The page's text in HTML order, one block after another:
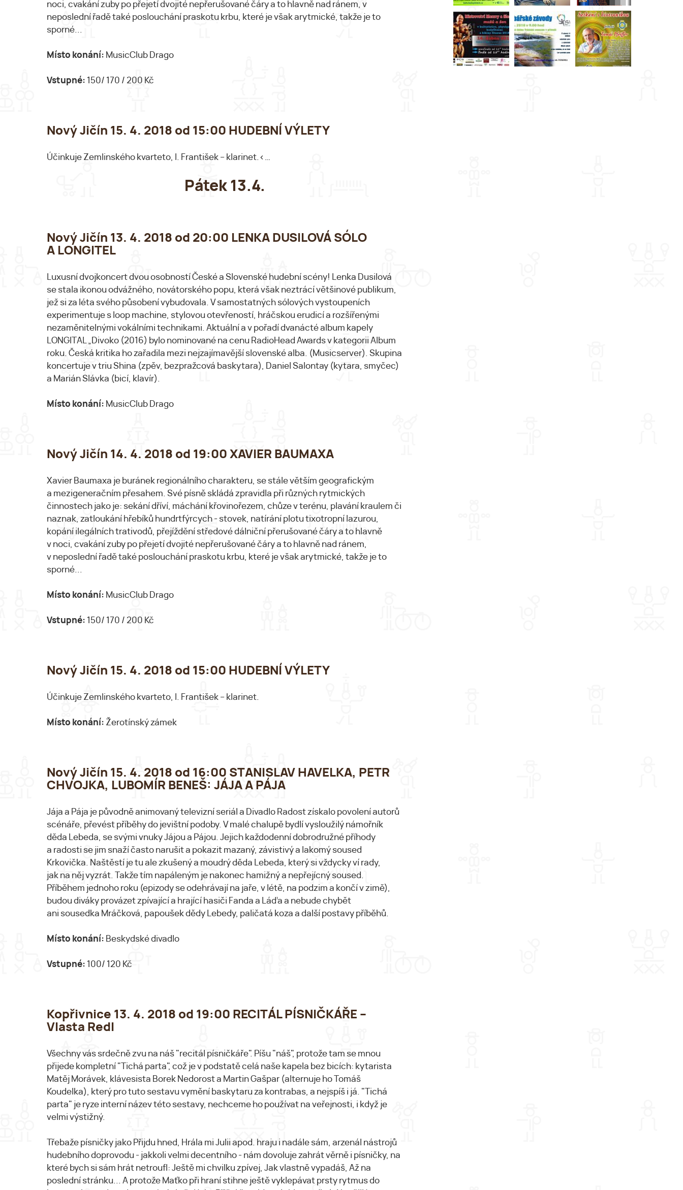
noci, cvakání zuby po přejetí dvojité nepřerušované čáry a to hlavně nad ránem, v
neposlední řadě také poslouchání praskotu krbu, které je však arytmické, takže je to
sporné...
Místo konání: MusicClub Drago
Vstupné: 150/ 170 / 200 Kč
Nový Jičín 15. 4. 2018 od 15:00 HUDEBNÍ VÝLETY
Účinkuje Zemlinského kvarteto, I. František – klarinet.<…
Pátek 13.4.
Nový Jičín 13. 4. 2018 od 20:00 LENKA DUSILOVÁ SÓLO
A LONGITEL
Luxusní dvojkoncert dvou osobností České a Slovenské hudební scény! Lenka Dusilová
se stala ikonou odvážného, novátorského popu, která však neztrácí většinové publikum,
jež si za léta svého působení vybudovala. V samostatných sólových vystoupeních
experimentuje s loop machine, stylovou otevřeností, hráčskou erudicí a rozšířenými
nezaměnitelnými vokálními technikami. Aktuální a v pořadí dvanácté album kapely
LONGITAL „Divoko (2016) bylo nominované na cenu RadioHead Awards v kategorii Album
roku. Česká kritika ho zařadila mezi nejzajímavější slovenské alba. (Musicserver). Skupina
koncertuje v triu Shina (zpěv, bezpražcová baskytara), Daniel Salontay (kytara, smyčec)
a Marián Slávka (bicí, klavír).
Místo konání: MusicClub Drago
Nový Jičín 14. 4. 2018 od 19:00 XAVIER BAUMAXA
Xavier Baumaxa je buránek regionálního charakteru, se stále větším geografickým
a mezigeneračním přesahem. Své písně skládá zpravidla při různých rytmických
činnostech jako je: sekání dříví, máchání křovinořezem, chůze v terénu, plavání kraulem či
naznak, zatloukání hřebíků hundrtfýrcych - stovek, natírání plotu tixotropní lazurou,
kopání ilegálních trativodů, přejíždění středové dálniční přerušované čáry a to hlavně
v noci, cvakání zuby po přejetí dvojité nepřerušované čáry a to hlavně nad ránem,
v neposlední řadě také poslouchání praskotu krbu, které je však arytmické, takže je to
sporné...
Místo konání: MusicClub Drago
Vstupné: 150/ 170 / 200 Kč
Nový Jičín 15. 4. 2018 od 15:00 HUDEBNÍ VÝLETY
Účinkuje Zemlinského kvarteto, I. František – klarinet.
Místo konání: Žerotínský zámek
Nový Jičín 15. 4. 2018 od 16:00 STANISLAV HAVELKA, PETR
CHVOJKA, LUBOMÍR BENEŠ: JÁJA A PÁJA
Jája a Pája je původně animovaný televizní seriál a Divadlo Radost získalo povolení autorů
scénáře, převést příběhy do jevištní podoby. V malé chalupě bydlí vysloužilý námořník
děda Lebeda, se svými vnuky Jájou a Pájou. Jejich každodenní dobrodružné příhody
a radosti se jim snaží často narušit a pokazit mazaný, závistivý a lakomý soused
Krkovička. Naštěstí je tu ale zkušený a moudrý děda Lebeda, který si vždycky ví rady,
jak na něj vyzrát. Takže tím napáleným je nakonec hamižný a nepřejícný soused.
Příběhem jednoho roku (epizody se odehrávají na jaře, v létě, na podzim a končí v zimě),
budou diváky provázet zpívající a hrající hasiči Fanda a Láďa a nebude chybět
ani sousedka Mráčková, papoušek dědy Lebedy, paličatá koza a další postavy příběhů.
Místo konání: Beskydské divadlo
Vstupné: 100/ 120 Kč
Kopřivnice 13. 4. 2018 od 19:00 RECITÁL PÍSNIČKÁŘE –
Vlasta Redl
Všechny vás srdečně zvu na náš "recitál písničkáře". Píšu "náš", protože tam se mnou
přijede kompletní "Tichá parta", což je v podstatě celá naše kapela bez bicích: kytarista
Matěj Morávek, klávesista Borek Nedorost a Martin Gašpar (alternuje ho Tomáš
Koudelka), který pro tuto sestavu vymění baskytaru za kontrabas, a nejspíš i já. "Tichá
parta" je ryze interní název této sestavy, nechceme ho používat na veřejnosti, i když je
velmi výstižný.
Třebaže písničky jako Přijdu hned, Hrála mi Julii apod. hraju i nadále sám, arzenál nástrojů
hudebního doprovodu - jakkoli velmi decentního - nám dovoluje zahrát věrně i písničky, na
které bych si sám hrát netroufl: Ještě mi chvilku zpívej, Jak vlastně vypadáš, Až na
poslední stránku... A protože Maťko při hraní stihne ještě vyklepávat prsty rytmus do